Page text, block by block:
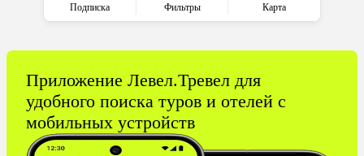
Подписка Фильтры Карта
Приложение Левел.Тревел для
удобного поиска туров и отелей с
мобильных устройств